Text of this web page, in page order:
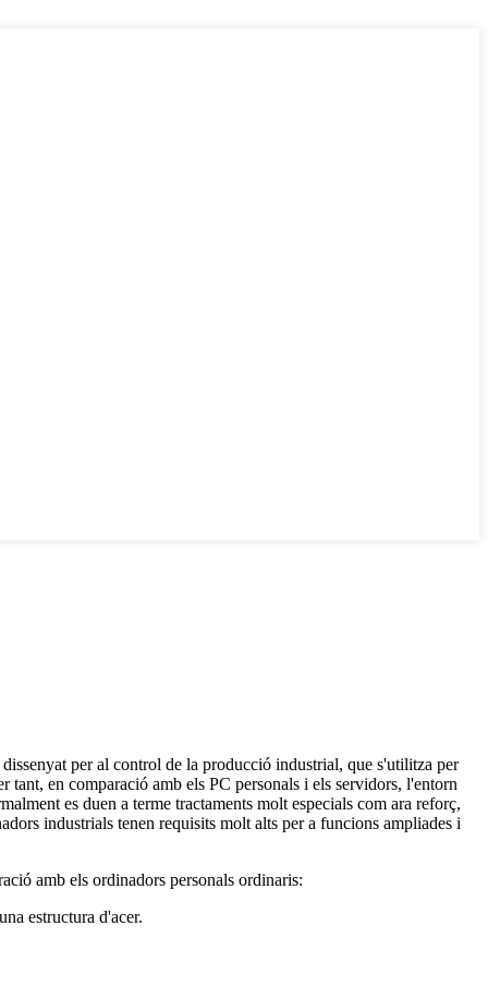
per al control de la producció industrial, que s'utilitza per
en comparació amb els PC personals i els servidors, l'entorn
es duen a terme tractaments molt especials com ara reforç,
industrials tenen requisits molt alts per a funcions ampliades i
amb els ordinadors personals ordinaris:
estructura d'acer.